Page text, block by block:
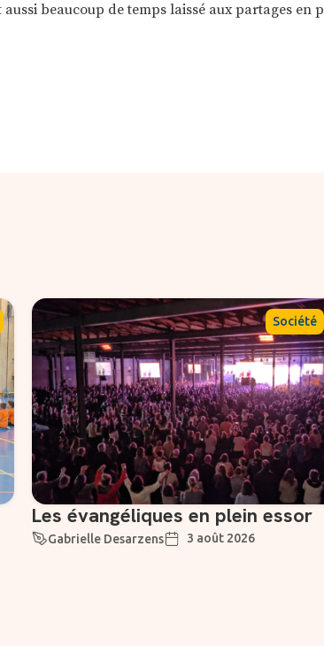
aussi beaucoup de temps laissé aux partages en
Société
Les évangéliques en plein essor
Gabrielle Desarzens 3 août 2026